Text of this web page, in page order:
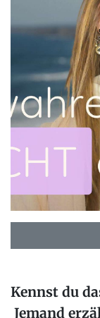
Kennst du
Jemand